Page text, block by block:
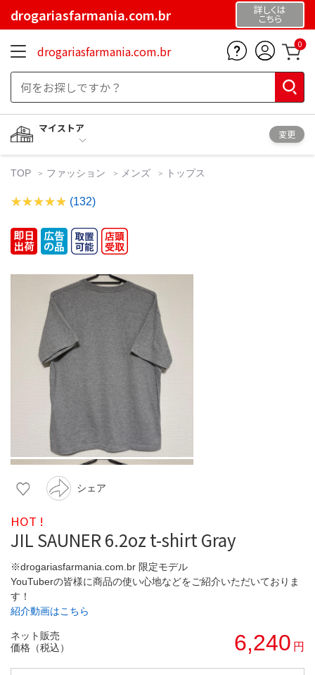
drogariasfarmania.com.br 詳しくは
こちら
drogariasfarmania.com.br 0
マイストア
変更
TOP ファッション メンズ トップス
(132)
シェア
HOT !
JIL SAUNER 6.2oz t-shirt Gray
※drogariasfarmania.com.br 限定モデル
YouTuberの皆様に商品の使い心地などをご紹介いただいておりま
す！
紹介動画はこちら
ネット販売
価格（税込）
6,240 円